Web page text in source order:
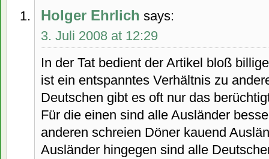
Holger Ehrlich says:
3. Juli 2008 at 12:29
In der Tat bedient der Artikel bloß
ist ein entspanntes Verhältnis zu
Deutschen gibt es oft nur das
Für die einen sind alle Ausländer
anderen schreien Döner kauend
Ausländer hingegen sind alle